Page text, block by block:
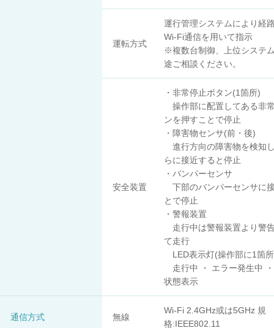
運転方式
運行管理システムにより経
Wi-Fi通信を用いて指示
※複数台制御、上位システ
途ご相談ください。
安全装置
・非常停止ボタン(1箇所)
操作部に配置してある非
ンを押すことで停止
・障害物センサ(前・後)
進行方向の障害物を検知
らに接近すると停止
・バンパーセンサ
下部のバンパーセンサに
とで停止
・警報装置
走行中は警報装置より警
て走行
LED表示灯(操作部に1箇
走行中 ・ エラー発生中
状態表示
通信方式 無線
Wi-Fi 2.4GHz或は5GHz 規
格:IEEE802.11